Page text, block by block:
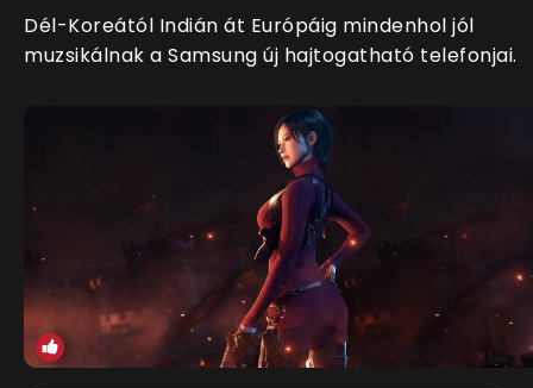
Dél-Koreától Indián át Európáig mindenhol jól
muzsikálnak a Samsung új hajtogatható telefonjai.